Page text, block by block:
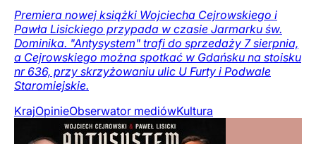
Premiera nowej książki Wojciecha Cejrowskiego i
Pawła Lisickiego przypada w czasie Jarmarku św.
Dominika. "Antysystem" trafi do sprzedaży 7 sierpnia,
a Cejrowskiego można spotkać w Gdańsku na stoisku
nr 636, przy skrzyżowaniu ulic U Furty i Podwale
Staromiejskie.
KrajOpinieObserwator mediówKultura